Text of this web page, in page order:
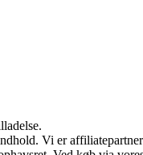
Vi er